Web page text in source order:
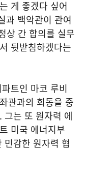
게 좋겠다 싶어
과 백악관이 관여
상 간 합의를 실무
뒷받침하겠다는
트인 마코 루비
관과의 회동을 중
그는 또 원자력 에
미국 에너지부
민감한 원자력 협